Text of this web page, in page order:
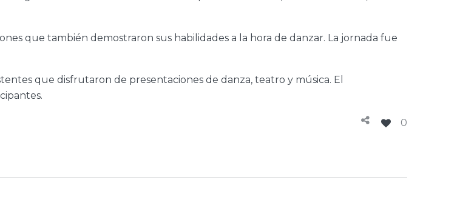
que también demostraron sus habilidades a la hora de danzar. La jornada fue
que disfrutaron de presentaciones de danza, teatro y música. El
0